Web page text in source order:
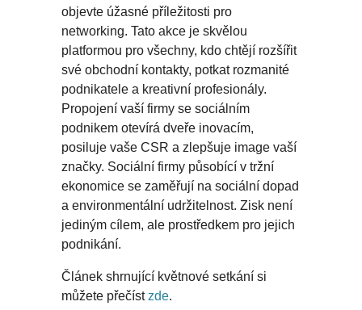
objevte úžasné příležitosti pro
networking. Tato akce je skvělou
platformou pro všechny, kdo chtějí rozšířit
své obchodní kontakty, potkat rozmanité
podnikatele a kreativní profesionály.
Propojení vaší firmy se sociálním
podnikem otevírá dveře inovacím,
posiluje vaše CSR a zlepšuje image vaší
značky. Sociální firmy působící v tržní
ekonomice se zaměřují na sociální dopad
a environmentální udržitelnost. Zisk není
jediným cílem, ale prostředkem pro jejich
podnikání.
Článek shrnující květnové setkání si
můžete přečístzde.